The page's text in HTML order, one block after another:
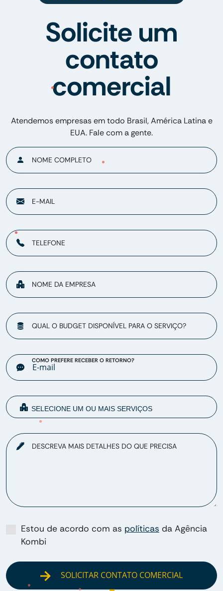
Solicite um
contato
comercial
Atendemos empresas em todo Brasil, América Latina e
EUA. Fale com a gente.
NOME COMPLETO
E-MAIL
TELEFONE
NOME DA EMPRESA
QUAL O BUDGET DISPONÍVEL PARA O SERVIÇO?
COMO PREFERE RECEBER O RETORNO?
DESCREVA MAIS DETALHES DO QUE PRECISA
Estou de acordo com as políticas da Agência
Kombi
SOLICITAR CONTATO COMERCIAL